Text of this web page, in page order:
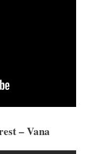
– Vana